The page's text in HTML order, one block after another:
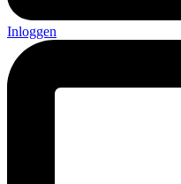
Inloggen